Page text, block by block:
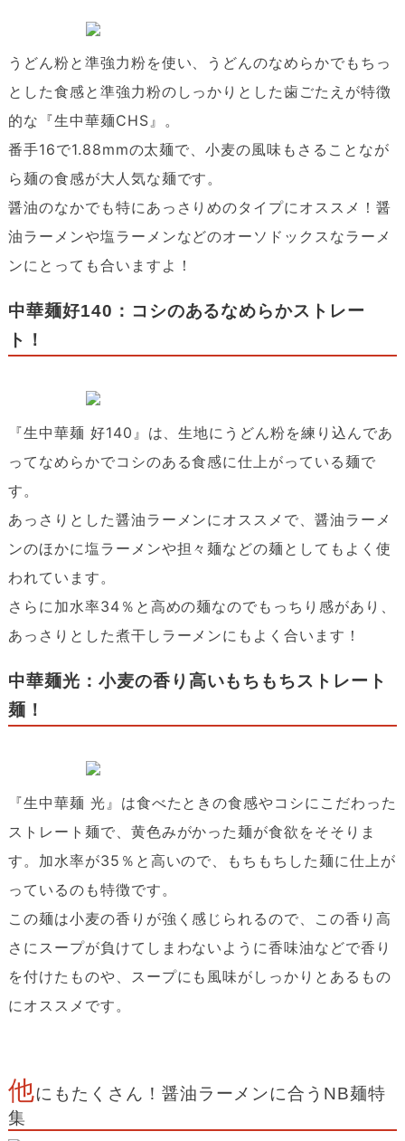
うどん粉と準強力粉を使い、うどんのなめらかでもちっ
とした食感と準強力粉のしっかりとした歯ごたえが特徴
的な『生中華麺CHS』。
番手16で1.88mmの太麺で、小麦の風味もさることなが
ら麺の食感が大人気な麺です。
醤油のなかでも特にあっさりめのタイプにオススメ！醤
油ラーメンや塩ラーメンなどのオーソドックスなラーメ
ンにとっても合いますよ！
中華麺好140：コシのあるなめらかストレー
ト！
『生中華麺 好140』は、生地にうどん粉を練り込んであ
ってなめらかでコシのある食感に仕上がっている麺で
す。
あっさりとした醤油ラーメンにオススメで、醤油ラーメ
ンのほかに塩ラーメンや担々麺などの麺としてもよく使
われています。
さらに加水率34％と高めの麺なのでもっちり感があり、
あっさりとした煮干しラーメンにもよく合います！
中華麺光：小麦の香り高いもちもちストレート
麺！
『生中華麺 光』は食べたときの食感やコシにこだわった
ストレート麺で、黄色みがかった麺が食欲をそそりま
す。加水率が35％と高いので、もちもちした麺に仕上が
っているのも特徴です。
この麺は小麦の香りが強く感じられるので、この香り高
さにスープが負けてしまわないように香味油などで香り
を付けたものや、スープにも風味がしっかりとあるもの
にオススメです。
他にもたくさん！醤油ラーメンに合うNB麺特
集